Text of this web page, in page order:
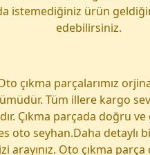
istemediğiniz ürün
edebilirsiniz.
çıkma parçalarımız
Tüm illere kargo
Çıkma parçada doğru
oto seyhan.Daha detaylı
arayınız. Oto çıkma